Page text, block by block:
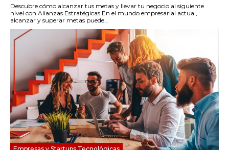
Descubre cómo alcanzar tus metas y llevar tu negocio al siguiente
nivel con Alianzas Estratégicas En el mundo empresarial actual,
alcanzar y superar metas puede...